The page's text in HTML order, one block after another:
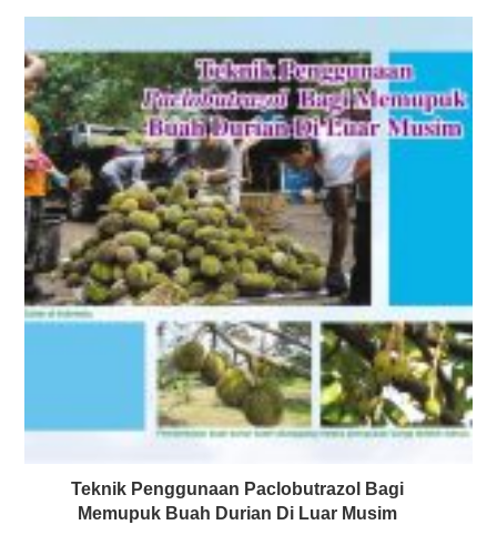
Teknik Penggunaan Paclobutrazol Bagi
Memupuk Buah Durian Di Luar Musim